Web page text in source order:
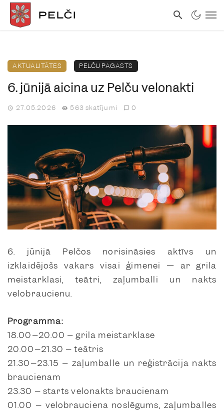
AKTUALITĀTES PELČU PAGASTS
6. jūnijā aicina uz Pelču velonakti
27.05.2026 563 skatījumi 0
6. jūnijā Pelčos norisināsies aktīvs un
izklaidējošs vakars visai ģimenei — ar grila
meistarklasi, teātri, zaļumballi un nakts
velobraucienu.
Programma:
18.00–20.00 – grila meistarklase
20.00–21.30 – teātris
21.30–23.15 – zaļumballe un reģistrācija nakts
braucienam
23.30 – starts velonakts braucienam
01.00 – velobrauciena noslēgums, zaļumballes